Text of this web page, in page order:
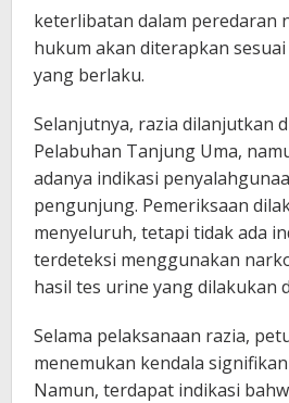
keterlibatan dalam peredaran
hukum akan diterapkan
yang berlaku.
Selanjutnya, razia dilanjutkan
Pelabuhan Tanjung Uma,
adanya indikasi
pengunjung. Pemeriksaan
menyeluruh, tetapi tidak ada
terdeteksi menggunakan
hasil tes urine yang dilakukan
Selama pelaksanaan razia,
menemukan kendala
Namun, terdapat indikasi